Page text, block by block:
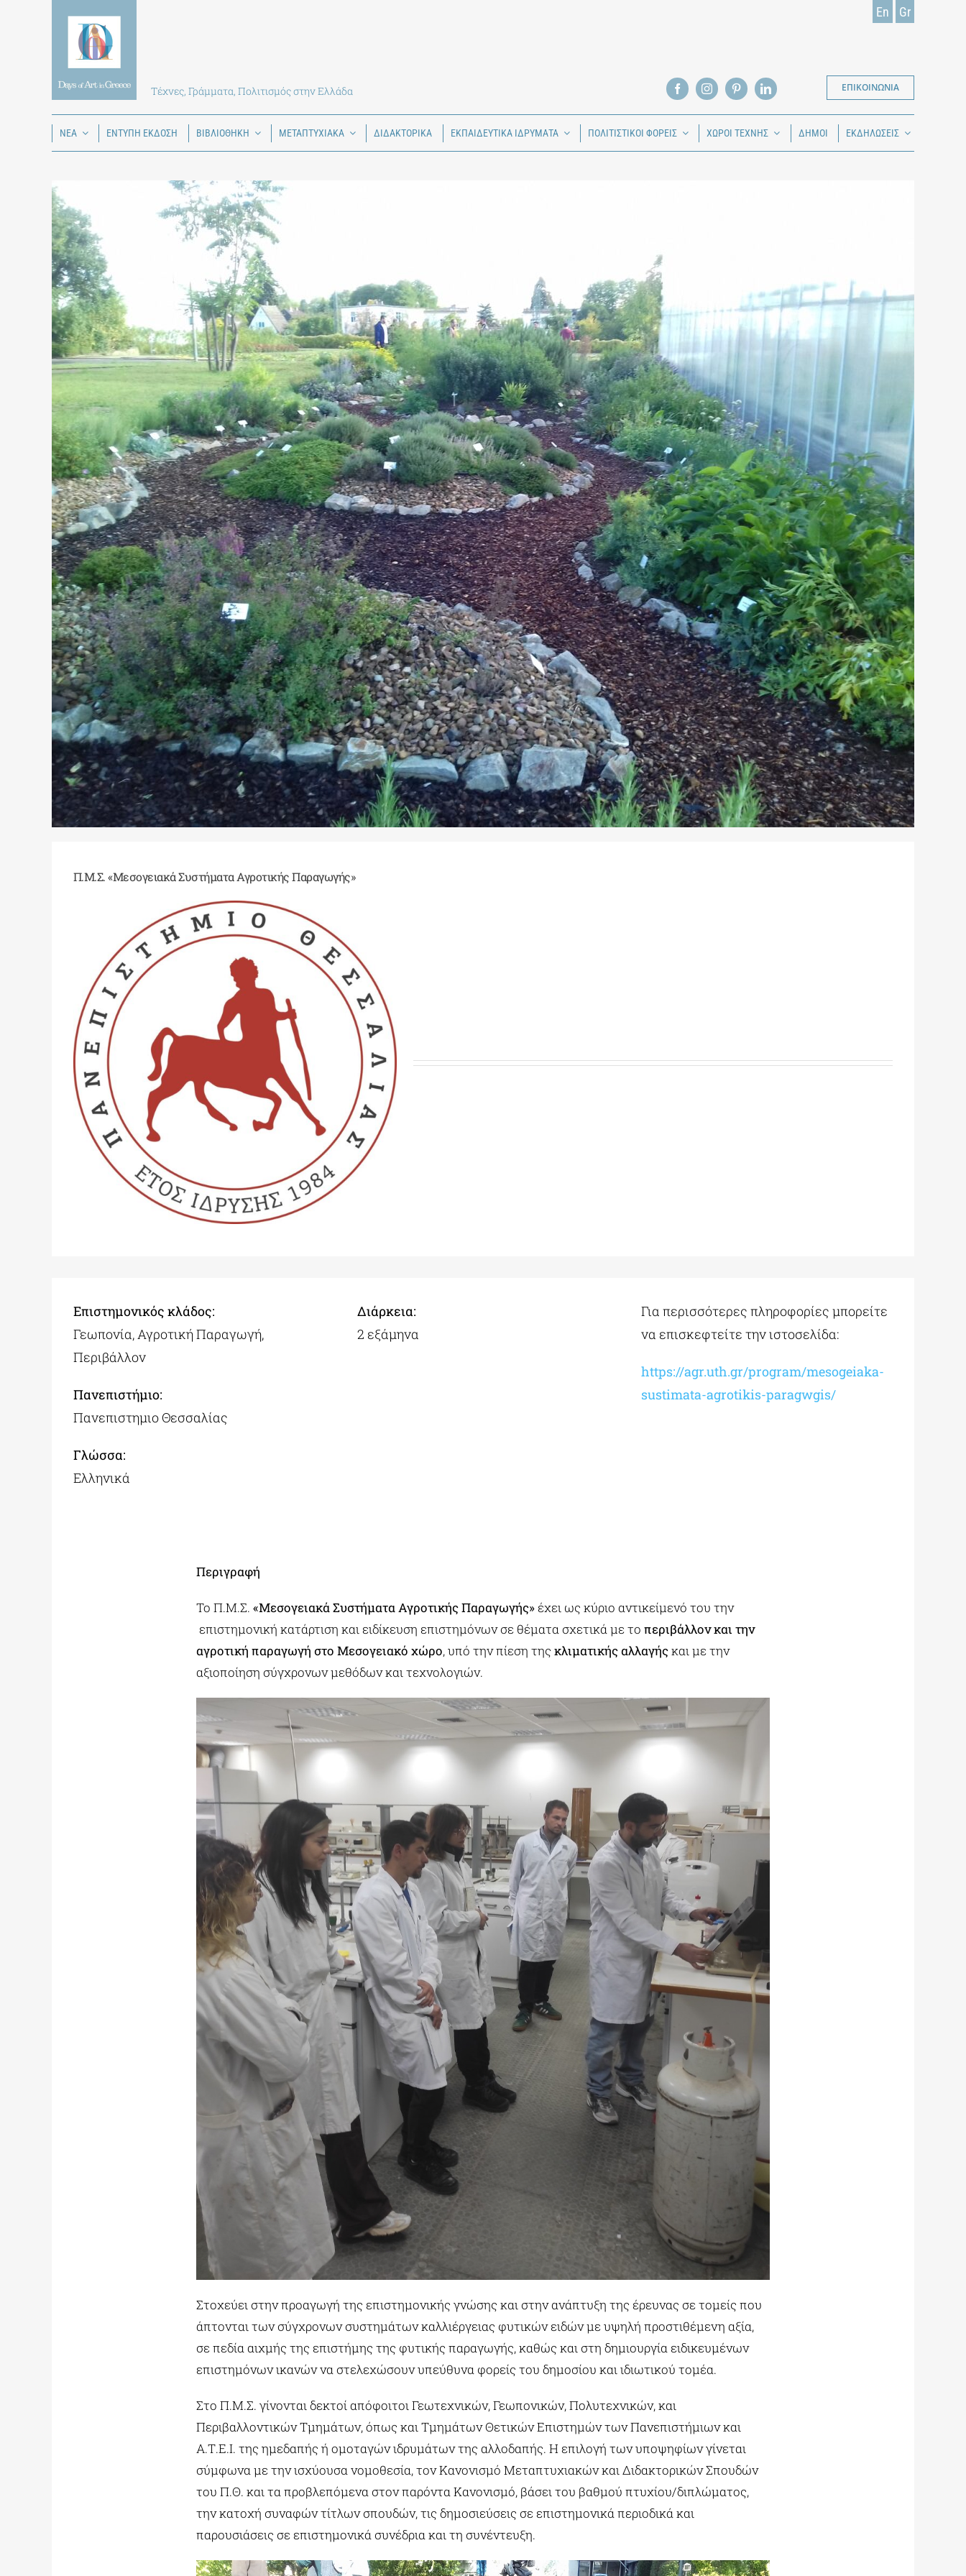
Τέχνες, Γράμματα, Πολιτισμός στην Ελλάδα
En Gr
ΕΠΙΚΟΙΝΩΝΙΑ
ΝΕΑ ΕΝΤΥΠΗ ΕΚΔΟΣΗ ΒΙΒΛΙΟΘΗΚΗ ΜΕΤΑΠΤΥΧΙΑΚΑ ΔΙΔΑΚΤΟΡΙΚΑ ΕΚΠΑΙΔΕΥΤΙΚΑ ΙΔΡΥΜΑΤΑ ΠΟΛΙΤΙΣΤΙΚΟΙ ΦΟΡΕΙΣ ΧΩΡΟΙ ΤΕΧΝΗΣ ΔΗΜΟΙ ΕΚΔΗΛΩΣΕΙΣ
Π.Μ.Σ. «Μεσογειακά Συστήματα Αγροτικής Παραγωγής»
Επιστημονικός κλάδος:
Γεωπονία, Αγροτική Παραγωγή,
Περιβάλλον
Πανεπιστήμιο:
Πανεπιστημιο Θεσσαλίας
Γλώσσα:
Ελληνικά
Διάρκεια:
2 εξάμηνα
Για περισσότερες πληροφορίες μπορείτε
να επισκεφτείτε την ιστοσελίδα:
https://agr.uth.gr/program/mesogeiaka-
sustimata-agrotikis-paragwgis/
Περιγραφή
Το Π.Μ.Σ. «Μεσογειακά Συστήματα Αγροτικής Παραγωγής»έχει ως κύριο αντικείμενό του την
επιστημονική κατάρτιση και ειδίκευση επιστημόνων σε θέματα σχετικά με το περιβάλλον και την
αγροτική παραγωγή στο Μεσογειακό χώρο, υπό την πίεση της κλιματικής αλλαγήςκαι με την
αξιοποίηση σύγχρονων μεθόδων και τεχνολογιών.
Στοχεύει στην προαγωγή της επιστημονικής γνώσης και στην ανάπτυξη της έρευνας σε τομείς που
άπτονται των σύγχρονων συστημάτων καλλιέργειας φυτικών ειδών με υψηλή προστιθέμενη αξία,
σε πεδία αιχμής της επιστήμης της φυτικής παραγωγής, καθώς και στη δημιουργία ειδικευμένων
επιστημόνων ικανών να στελεχώσουν υπεύθυνα φορείς του δημοσίου και ιδιωτικού τομέα.
Στο Π.Μ.Σ. γίνονται δεκτοί απόφοιτοι Γεωτεχνικών, Γεωπονικών, Πολυτεχνικών, και
Περιβαλλοντικών Τμημάτων, όπως και Τμημάτων Θετικών Επιστημών των Πανεπιστήμιων και
Α.Τ.Ε.Ι. της ημεδαπής ή ομοταγών ιδρυμάτων της αλλοδαπής. Η επιλογή των υποψηφίων γίνεται
σύμφωνα με την ισχύουσα νομοθεσία, τον Κανονισμό Μεταπτυχιακών και Διδακτορικών Σπουδών
του Π.Θ. και τα προβλεπόμενα στον παρόντα Κανονισμό, βάσει του βαθμού πτυχίου/διπλώματος,
την κατοχή συναφών τίτλων σπουδών, τις δημοσιεύσεις σε επιστημονικά περιοδικά και
παρουσιάσεις σε επιστημονικά συνέδρια και τη συνέντευξη.